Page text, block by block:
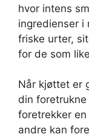
hvor intens
ingredienser i
friske urter,
for de som
Når kjøttet er
din
foretrekker
andre kan